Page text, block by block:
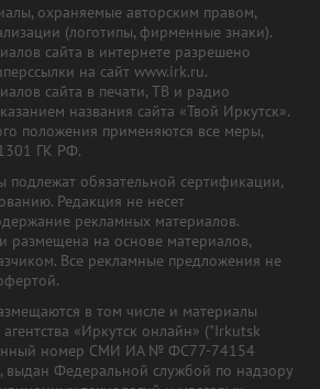
охраняемые авторским правом,
(логотипы, фирменные знаки).
сайта в интернете разрешено
на сайт www.irk.ru.
сайта в печати, ТВ и радио
названия сайта «Твой Иркутск».
положения применяются все меры,
ГК РФ.
подлежат обязательной сертификации,
Редакция не несет
рекламных материалов.
размещена на основе материалов,
Все рекламные предложения не
в том числе и материалы
«Иркутск онлайн» ("Irkutsk
номер СМИ ИА № ФС77-74154
выдан Федеральной службой по надзору